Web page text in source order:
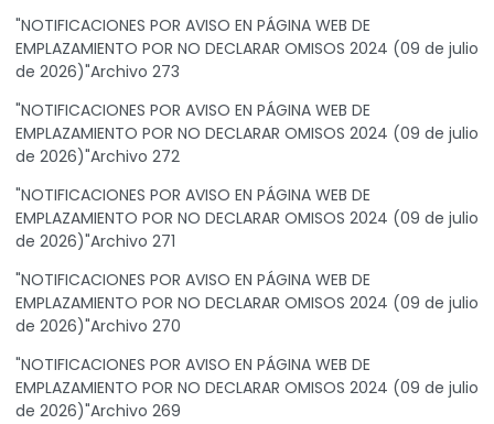
"NOTIFICACIONES POR AVISO EN PÁGINA WEB DE
EMPLAZAMIENTO POR NO DECLARAR OMISOS 2024 (09 de julio
de 2026)"Archivo 273
"NOTIFICACIONES POR AVISO EN PÁGINA WEB DE
EMPLAZAMIENTO POR NO DECLARAR OMISOS 2024 (09 de julio
de 2026)"Archivo 272
"NOTIFICACIONES POR AVISO EN PÁGINA WEB DE
EMPLAZAMIENTO POR NO DECLARAR OMISOS 2024 (09 de julio
de 2026)"Archivo 271
"NOTIFICACIONES POR AVISO EN PÁGINA WEB DE
EMPLAZAMIENTO POR NO DECLARAR OMISOS 2024 (09 de julio
de 2026)"Archivo 270
"NOTIFICACIONES POR AVISO EN PÁGINA WEB DE
EMPLAZAMIENTO POR NO DECLARAR OMISOS 2024 (09 de julio
de 2026)"Archivo 269